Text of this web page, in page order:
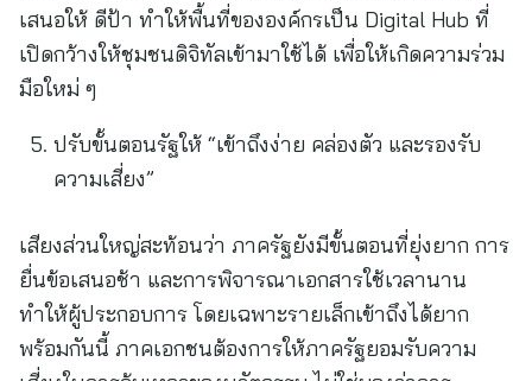
เสนอให้ ดีป้า ทำให้พื้นที่ขององค์กรเป็น Digital Hub ที่
เปิดกว้างให้ชุมชนดิจิทัลเข้ามาใช้ได้ เพื่อให้เกิดความร่วม
มือใหม่ ๆ
ปรับขั้นตอนรัฐให้ “เข้าถึงง่าย คล่องตัว และรองรับ
ความเสี่ยง”
เสียงส่วนใหญ่สะท้อนว่า ภาครัฐยังมีขั้นตอนที่ยุ่งยาก การ
ยื่นข้อเสนอช้า และการพิจารณาเอกสารใช้เวลานาน
ทำให้ผู้ประกอบการ โดยเฉพาะรายเล็กเข้าถึงได้ยาก
พร้อมกันนี้ ภาคเอกชนต้องการให้ภาครัฐยอมรับความ